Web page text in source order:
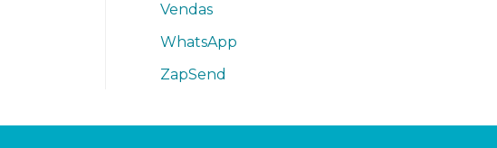
Vendas
WhatsApp
ZapSend